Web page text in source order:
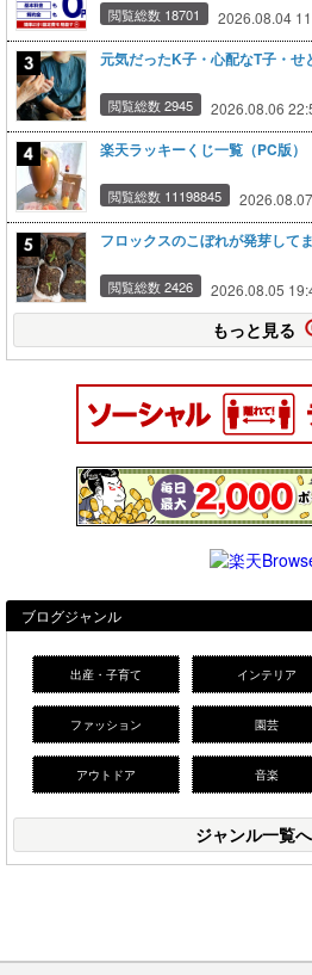
閲覧総数 18701 2026.08.04
元気だったK子・心配なT子・せ
閲覧総数 2945 2026.08.06
楽天ラッキーくじ一覧（PC版）
閲覧総数 11198845
フロックスのこぼれが発芽してま
閲覧総数 2426 2026.08.05
もっと見る
ブログジャンル
出産・子育て インテリア
ファッション 園芸
アウトドア 音楽
ジャンル一覧へ